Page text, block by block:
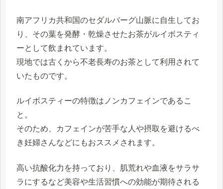
南アフリカ共和国のセダルバーグ山脈に自生してお
り、その葉を発酵・乾燥させたお茶がルイボスティ
ーとして飲まれています。
現地では古くから不老長寿のお茶として利用されて
いたものです。
ルイボスティーの特徴はノンカフェインであるこ
と。
そのため、カフェインが苦手な人や摂取を避けるべ
き妊婦さんなどにもおススメされます。
高い抗酸化力を持っており、肌荒れや血液をサラサ
ラにするなど美容や生活習慣への効能が期待される